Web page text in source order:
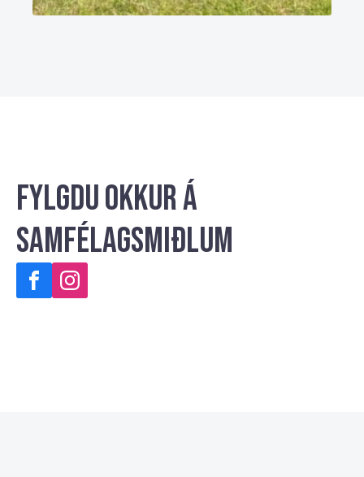
Fylgdu okkur á
samfélagsmiðlum